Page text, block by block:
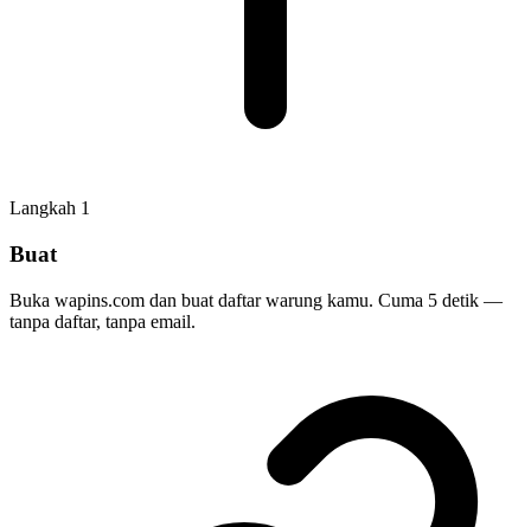
Langkah 1
Buat
Buka wapins.com dan buat daftar warung kamu. Cuma 5 detik —
tanpa daftar, tanpa email.